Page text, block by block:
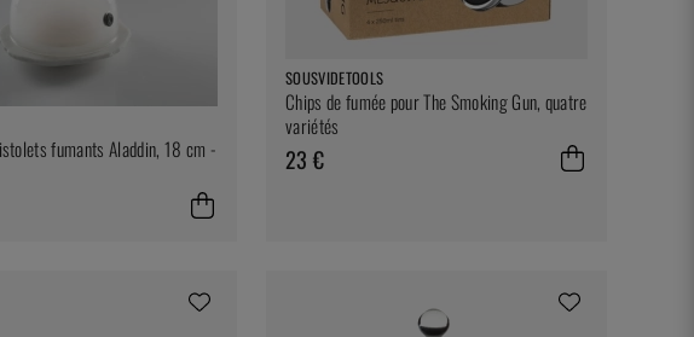
fumants Aladdin, 18 cm -
SOUSVIDETOOLS
Chips de fumée pour The Smoking Gun, quatre
variétés
23 €